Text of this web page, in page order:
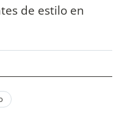
de estilo en